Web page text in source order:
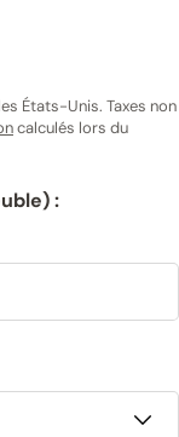
États-Unis. Taxes non
calculés lors du
: